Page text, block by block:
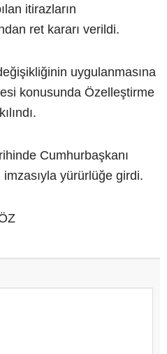
itirazların
ret kararı verildi.
uygulanmasına
konusunda Özelleştirme
Cumhurbaşkanı
imzasıyla yürürlüğe girdi.